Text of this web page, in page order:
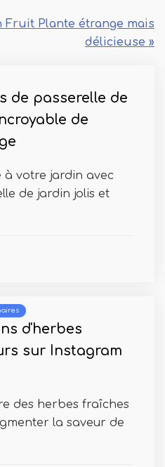
Fruit Plante étrange mais
délicieuse »
de passerelle de
de
à votre jardin avec
de jardin jolis et
d'herbes
sur Instagram
des herbes fraîches
la saveur de